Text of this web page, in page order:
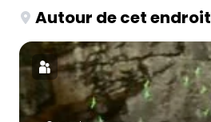
Autour de cet endroit